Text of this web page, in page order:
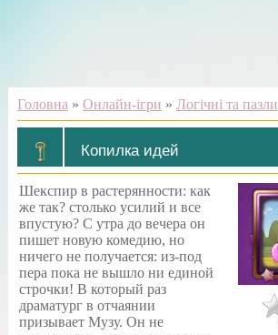
Головна » Онлайн-ігри » Логічні та пазли
Копилка идей
Шекспир в растерянности: как
же так? столько усилий и все
впустую? С утра до вечера он
пишет новую комедию, но
ничего не получается: из-под
пера пока не вышло ни единой
строчки! В который раз
драматург в отчаянии
призывает Музу. Он не